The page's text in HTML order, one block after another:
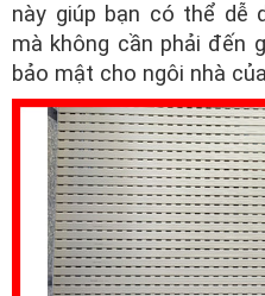
này giúp bạn có thể dễ
mà không cần phải đến
bảo mật cho ngôi nhà